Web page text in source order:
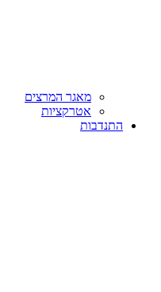
מאגר המרצים
אטרקציות
התנדבות